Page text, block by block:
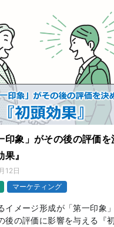
印象」がその後の評価を
』
12日
マーケティング
イメージ形成が「第一印象
後の評価に影響を与える『